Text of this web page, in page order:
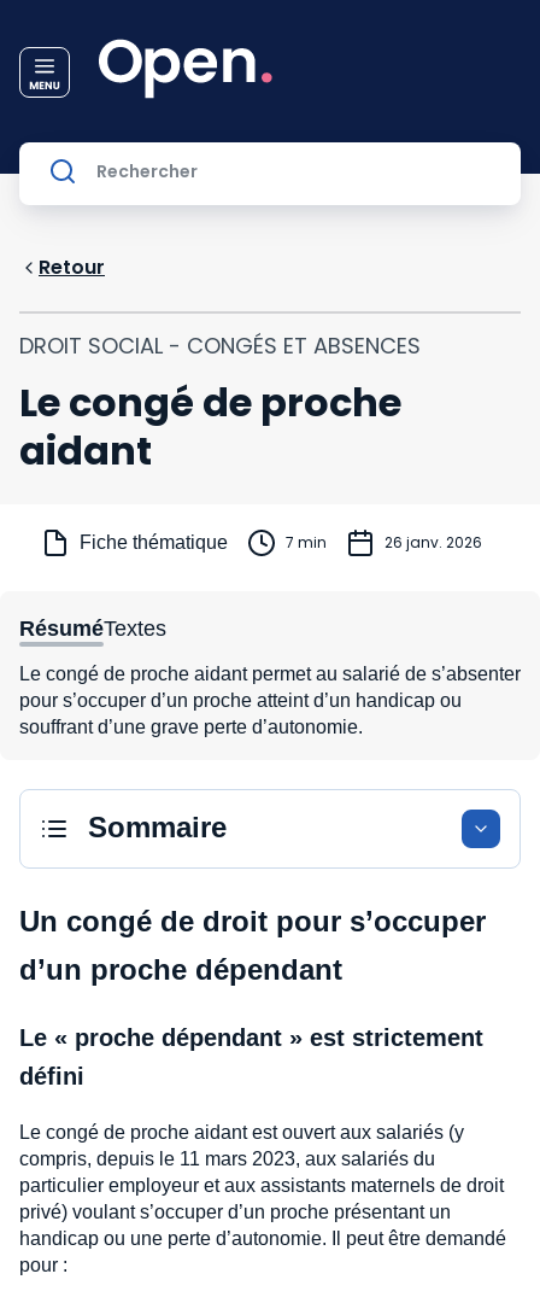
Retour
DROIT SOCIAL - CONGÉS ET ABSENCES
Le congé de proche
aidant
Fiche thématique 7 min 26 janv. 2026
RésuméTextes
Le congé de proche aidant permet au salarié de s’absenter
pour s’occuper d’un proche atteint d’un handicap ou
souffrant d’une grave perte d’autonomie.
Sommaire
Un congé de droit pour s’occuper
d’un proche dépendant
Le « proche dépendant » est strictement
défini
Le congé de proche aidant est ouvert aux salariés (y
compris, depuis le 11 mars 2023, aux salariés du
particulier employeur et aux assistants maternels de droit
privé) voulant s’occuper d’un proche présentant un
handicap ou une perte d’autonomie. Il peut être demandé
pour :